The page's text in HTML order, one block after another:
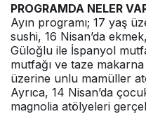
PROGRAMDA NELER
Ayın programı; 17 yaş
sushi, 16 Nisan’da
Güloğlu ile İspanyol
mutfağı ve taze
üzerine unlu mamüller
Ayrıca, 14 Nisan’da
magnolia atölyeleri